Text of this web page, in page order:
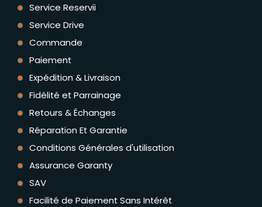
Service Reservii
Service Drive
Commande
Paiement
Expédition & Livraison
Fidélité et Parrainage
Retours & Échanges
Réparation Et Garantie
Conditions Générales d'utilisation
Assurance Garanty
SAV
Facilité de Paiement Sans Intérêt